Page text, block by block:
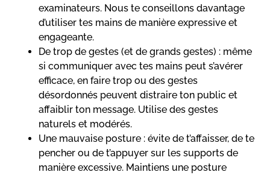
examinateurs. Nous te conseillons davantage
d’utiliser tes mains de manière expressive et
engageante.
De trop de gestes (et de grands gestes) : même
si communiquer avec tes mains peut s’avérer
efficace, en faire trop ou des gestes
désordonnés peuvent distraire ton public et
affaiblir ton message. Utilise des gestes
naturels et modérés.
Une mauvaise posture : évite de t’affaisser, de te
pencher ou de t’appuyer sur les supports de
manière excessive. Maintiens une posture